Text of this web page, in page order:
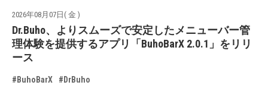
2026年08月07日( 金 )
Dr.Buho、よりスムーズで安定したメニューバー管
理体験を提供するアプリ「BuhoBarX 2.0.1」をリリ
ース
#BuhoBarX #DrBuho